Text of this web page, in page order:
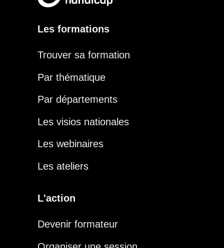
Les formations
Trouver sa formation
Par thématique
Par départements
Les visios nationales
Les webinaires
Les ateliers
L'action
Devenir formateur